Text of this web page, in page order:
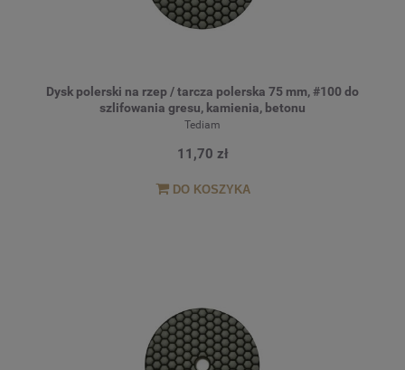
Dysk polerski na rzep / tarcza polerska 75 mm, #100 do
szlifowania gresu, kamienia, betonu
Tediam
11,70 zł
DO KOSZYKA